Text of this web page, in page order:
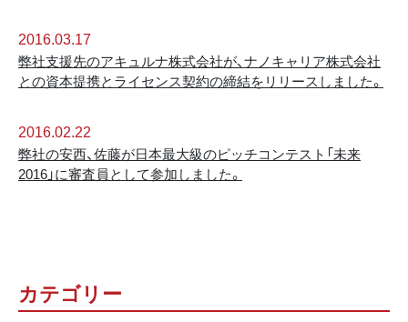
カテゴリー
2016.03.17
弊社支援先のアキュルナ株式会社が、ナノキャリア株式会社
との資本提携とライセンス契約の締結をリリースしました。
2016.02.22
弊社の安西、佐藤が日本最大級のピッチコンテスト「未来
2016」に審査員として参加しました。